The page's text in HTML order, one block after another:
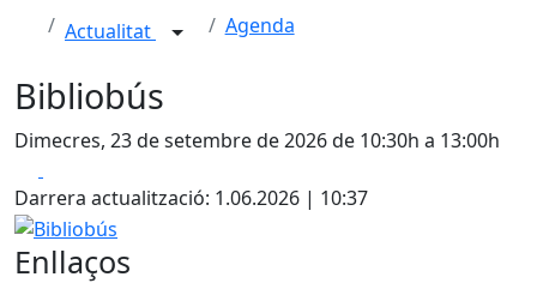
Actualitat Agenda
Bibliobús
Dimecres, 23 de setembre de 2026 de 10:30h a 13:00h
Darrera actualització: 1.06.2026 | 10:37
Bibliobús
Enllaços